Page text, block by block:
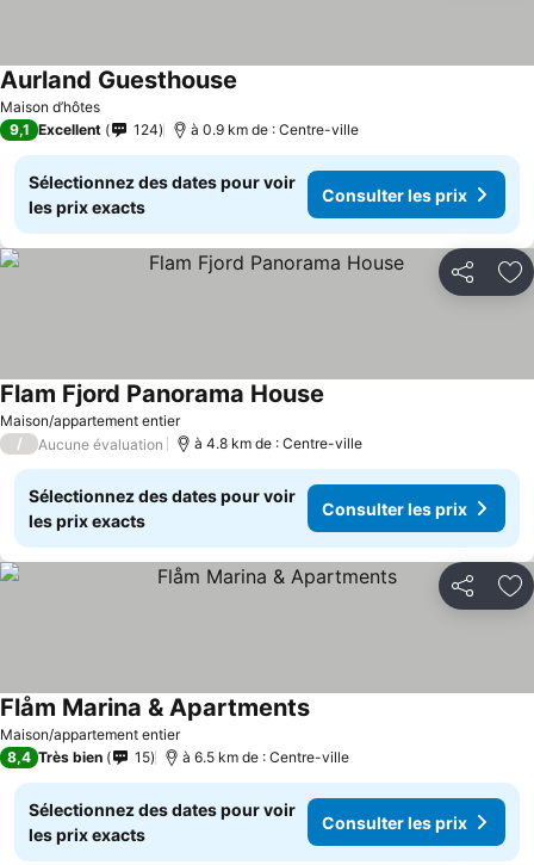
Maison d’hôtes
Aurland Guesthouse
9,1 Excellent 124 à 0.9 km de : Centre-ville
Sélectionnez des dates pour voir
les prix exacts
Consulter les prix
Partager
Maison/appartement entier
Flam Fjord Panorama House
/ Aucune évaluation à 4.8 km de : Centre-ville
Sélectionnez des dates pour voir
les prix exacts
Consulter les prix
Partager
Maison/appartement entier
Flåm Marina & Apartments
8,4 Très bien 15 à 6.5 km de : Centre-ville
Sélectionnez des dates pour voir
les prix exacts
Consulter les prix